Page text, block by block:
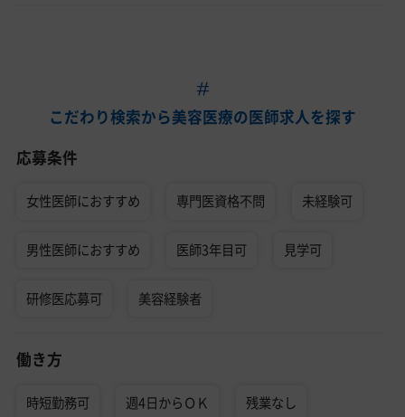
こだわり検索から美容医療の医師求人を探す
応募条件
女性医師におすすめ 専門医資格不問 未経験可
男性医師におすすめ 医師3年目可 見学可
研修医応募可 美容経験者
働き方
時短勤務可 週4日からＯＫ 残業なし